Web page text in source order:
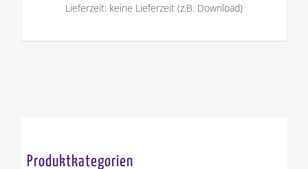
Lieferzeit: keine Lieferzeit (z.B. Download)
Produktkategorien